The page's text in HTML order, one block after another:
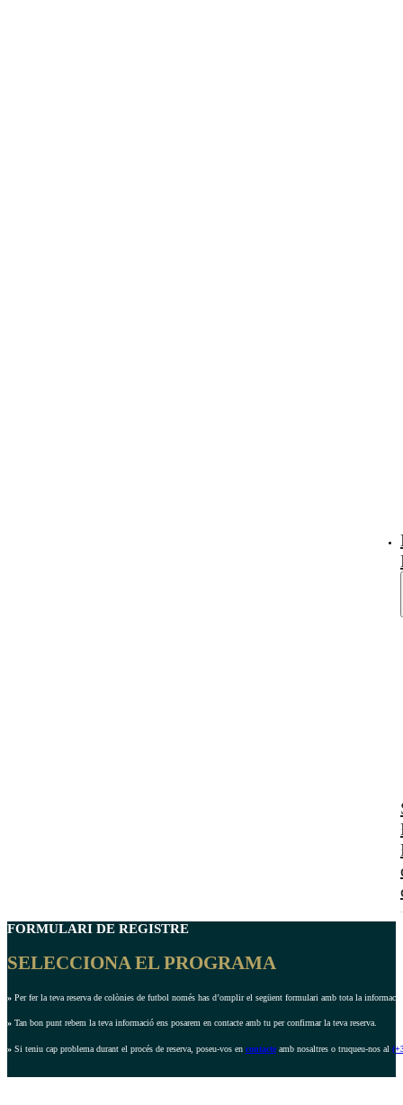
FORMULARI DE REGISTRE
SELECCIONA EL PROGRAMA
» Per fer la teva reserva de colònies de futbol només has d’omplir el següent formulari amb tota la
» Tan bon punt rebem la teva informació ens posarem en contacte amb tu per confirmar la teva reserva.
» Si teniu cap problema durant el procés de reserva, poseu-vos en contacte amb nosaltres o truqueu-nos al